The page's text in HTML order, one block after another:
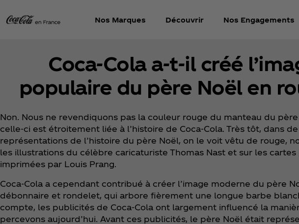
Nos Marques Découvrir Nos Engagements
Coca‑Cola a-t-il créé
populaire du père Noël en
Non. Nous ne revendiquons pas la couleur rouge du manteau du
celle-ci est étroitement liée à l’histoire de Coca‑Cola. Très tôt, dans
représentations de l’histoire du père Noël, on le voit vêtu de rouge,
les illustrations du célèbre caricaturiste Thomas Nast et sur les cartes
imprimées par Louis Prang.
Coca‑Cola a cependant contribué à créer l’image moderne du père
débonnaire et rondelet, qui arbore fièrement une longue barbe
compte, les publicités de Coca‑Cola ont largement influencé la
percevons aujourd’hui. Avant ces publicités, le père Noël était